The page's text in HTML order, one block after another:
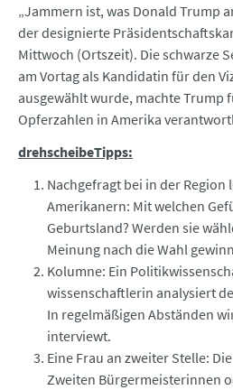
„Jammern ist, was Donald Trump
der designierte
Mittwoch (Ortszeit). Die schwarze
am Vortag als Kandidatin für den
ausgewählt wurde, machte Trump
Opferzahlen in Amerika
drehscheibeTipps:
Nachgefragt bei in der
Amerikanern: Mit welchen
Geburtsland? Werden sie
Meinung nach die Wahl
Kolumne: Ein
wissenschaftlerin analysiert
In regelmäßigen Abständen
interviewt.
Eine Frau an zweiter Stelle:
Zweiten Bürgermeisterinnen